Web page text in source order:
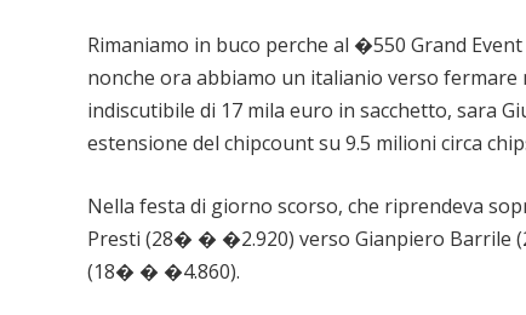
Rimaniamo in buco perche al �550 Grand
nonche ora abbiamo un italianio verso
indiscutibile di 17 mila euro in sacchetto, sara
estensione del chipcount su 9.5 milioni circa
Nella festa di giorno scorso, che riprendeva
Presti (28� � �2.920) verso Gianpiero
(18� � �4.860).